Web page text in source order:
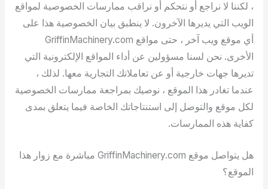
، لكننا لا نراجع أو نتحكم أو نراقب ممارسات الخصوصية لمواقع
الويب التي يديرها الآخرون. لا ينطبق بيان الخصوصية هذا على
أي موقع ويب آخر ، حتى مواقع GriffinMachinery.com
الأخرى. نحن لسنا مسؤولين عن أداء المواقع الإلكترونية التي
تديرها جهات خارجية أو عن تعاملاتك التجارية معها. لذلك ،
عندما تغادر هذا الموقع ، نوصيك بمراجعة ممارسات الخصوصية
لكل موقع والتوصل إلى استنتاجاتك الخاصة فيما يتعلق بمدى
كفاية هذه الممارسات.
هل يتواصل موقع GriffinMachinery.com مباشرة مع زوار هذا
الموقع؟